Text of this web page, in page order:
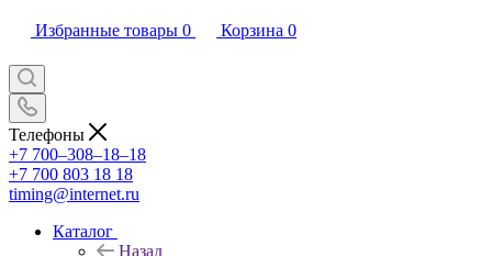
Избранные товары 0 Корзина 0
Телефоны
+7 700‒308‒18‒18
+7 700 803 18 18
timing@internet.ru
Каталог
Назад